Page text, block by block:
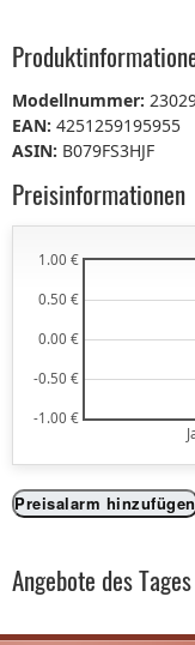
Modellnummer:
EAN: 4251259195955
ASIN: B079FS3HJF
Preisinformationen
-1.00 €
-0.50 €
0.00 €
0.50 €
1.00 €
Preisalarm hinzufügen
Angebote des Tages